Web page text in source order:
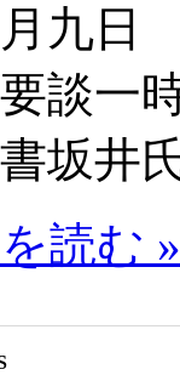
九日
談一
坂井
読む »